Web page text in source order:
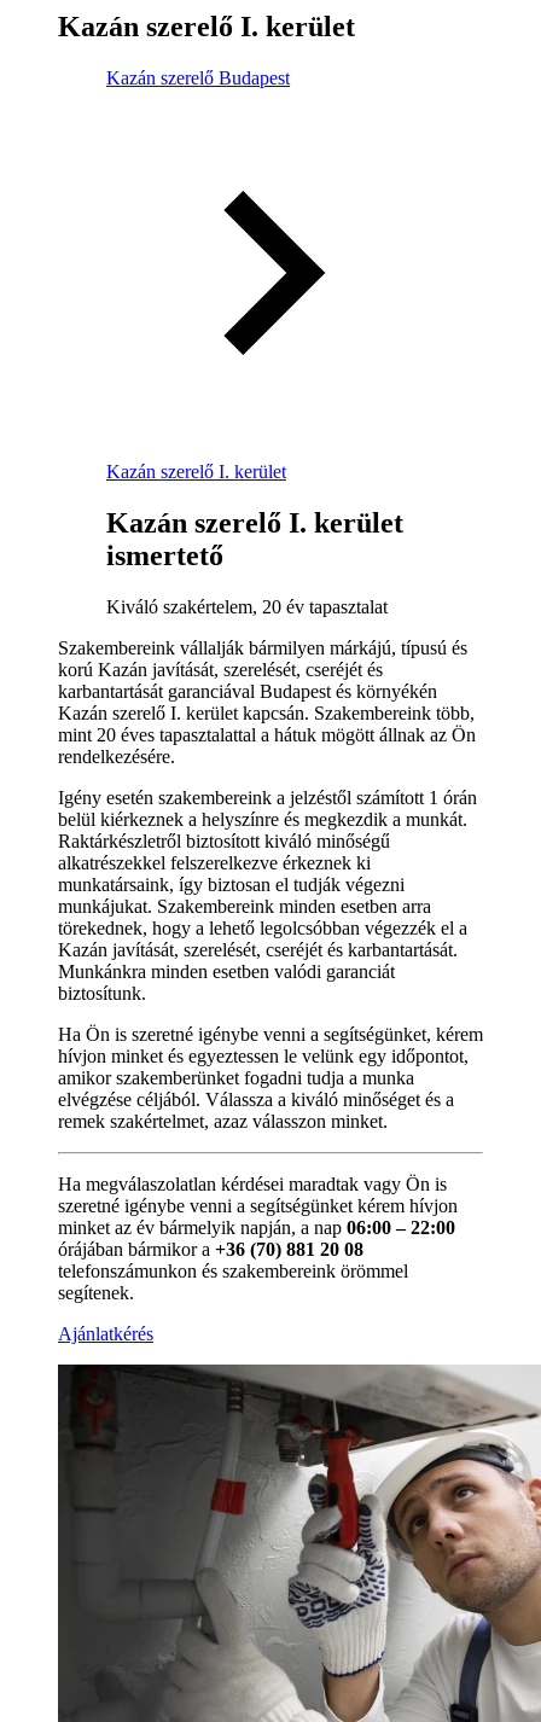
Kazán szerelő I. kerület
Kazán szerelő Budapest
Kazán szerelő I. kerület
Kazán szerelő I. kerület
ismertető
Kiváló szakértelem, 20 év tapasztalat
Szakembereink vállalják bármilyen márkájú, típusú és
korú Kazán javítását, szerelését, cseréjét és
karbantartását garanciával Budapest és környékén
Kazán szerelő I. kerület kapcsán. Szakembereink több,
mint 20 éves tapasztalattal a hátuk mögött állnak az Ön
rendelkezésére.
Igény esetén szakembereink a jelzéstől számított 1 órán
belül kiérkeznek a helyszínre és megkezdik a munkát.
Raktárkészletről biztosított kiváló minőségű
alkatrészekkel felszerelkezve érkeznek ki
munkatársaink, így biztosan el tudják végezni
munkájukat. Szakembereink minden esetben arra
törekednek, hogy a lehető legolcsóbban végezzék el a
Kazán javítását, szerelését, cseréjét és karbantartását.
Munkánkra minden esetben valódi garanciát
biztosítunk.
Ha Ön is szeretné igénybe venni a segítségünket, kérem
hívjon minket és egyeztessen le velünk egy időpontot,
amikor szakemberünket fogadni tudja a munka
elvégzése céljából. Válassza a kiváló minőséget és a
remek szakértelmet, azaz válasszon minket.
Ha megválaszolatlan kérdései maradtak vagy Ön is
szeretné igénybe venni a segítségünket kérem hívjon
minket az év bármelyik napján, a nap 06:00 – 22:00
órájában bármikor a +36 (70) 881 20 08
telefonszámunkon és szakembereink örömmel
segítenek.
Ajánlatkérés